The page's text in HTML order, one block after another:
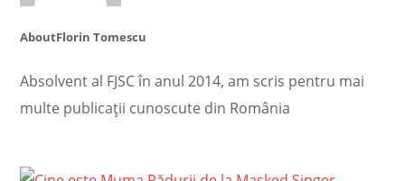
AboutFlorin Tomescu
Absolvent al FJSC în anul 2014, am scris pentru mai
multe publicații cunoscute din România